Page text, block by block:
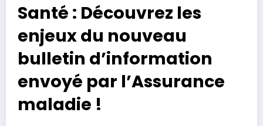
Santé : Découvrez les
enjeux du nouveau
bulletin d’information
envoyé par l’Assurance
maladie !